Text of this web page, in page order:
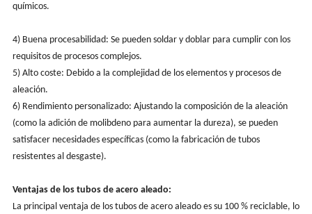
químicos.
4) Buena procesabilidad: Se pueden soldar y doblar para cumplir con los
requisitos de procesos complejos.
5) Alto coste: Debido a la complejidad de los elementos y procesos de
aleación.
6) Rendimiento personalizado: Ajustando la composición de la aleación
(como la adición de molibdeno para aumentar la dureza), se pueden
satisfacer necesidades específicas (como la fabricación de tubos
resistentes al desgaste).
Ventajas de los tubos de acero aleado:
La principal ventaja de los tubos de acero aleado es su 100 % reciclable, lo